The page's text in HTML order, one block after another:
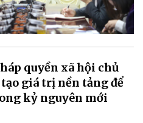
quyền xã hội chủ
giá trị nền tảng để
kỷ nguyên mới